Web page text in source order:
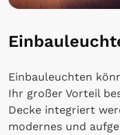
Einbauleuchten
Ihr großer Vorteil
Decke integriert
modernes und